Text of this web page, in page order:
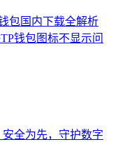
包国内下载全解析
钱包图标不显示问
全为先，守护数字